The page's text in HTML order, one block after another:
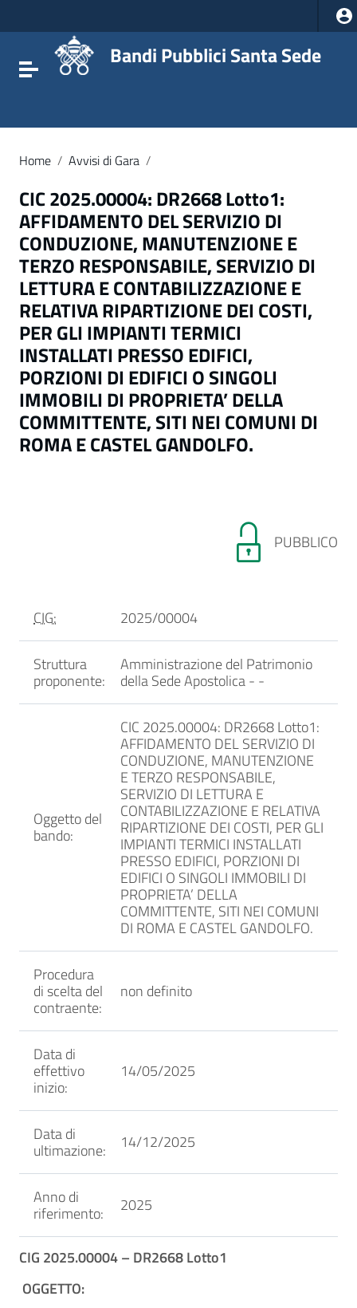
Vai al footer
Attiva / disattiva la navigazione
Bandi Pubblici Santa Sede
Home / Avvisi di Gara /
CIC 2025.00004: DR2668 Lotto1:
AFFIDAMENTO DEL SERVIZIO DI
CONDUZIONE, MANUTENZIONE E
TERZO RESPONSABILE, SERVIZIO DI
LETTURA E CONTABILIZZAZIONE E
RELATIVA RIPARTIZIONE DEI COSTI,
PER GLI IMPIANTI TERMICI
INSTALLATI PRESSO EDIFICI,
PORZIONI DI EDIFICI O SINGOLI
IMMOBILI DI PROPRIETA’ DELLA
COMMITTENTE, SITI NEI COMUNI DI
ROMA E CASTEL GANDOLFO.
PUBBLICO
CIG: 2025/00004
Struttura
proponente:
Amministrazione del Patrimonio
della Sede Apostolica - -
Oggetto del
bando:
CIC 2025.00004: DR2668 Lotto1:
AFFIDAMENTO DEL SERVIZIO DI
CONDUZIONE, MANUTENZIONE
E TERZO RESPONSABILE,
SERVIZIO DI LETTURA E
CONTABILIZZAZIONE E RELATIVA
RIPARTIZIONE DEI COSTI, PER GLI
IMPIANTI TERMICI INSTALLATI
PRESSO EDIFICI, PORZIONI DI
EDIFICI O SINGOLI IMMOBILI DI
PROPRIETA’ DELLA
COMMITTENTE, SITI NEI COMUNI
DI ROMA E CASTEL GANDOLFO.
Procedura
di scelta del
contraente:
non definito
Data di
effettivo
inizio:
14/05/2025
Data di
ultimazione: 14/12/2025
Anno di
riferimento: 2025
CIG 2025.00004 – DR2668Lotto1
OGGETTO: